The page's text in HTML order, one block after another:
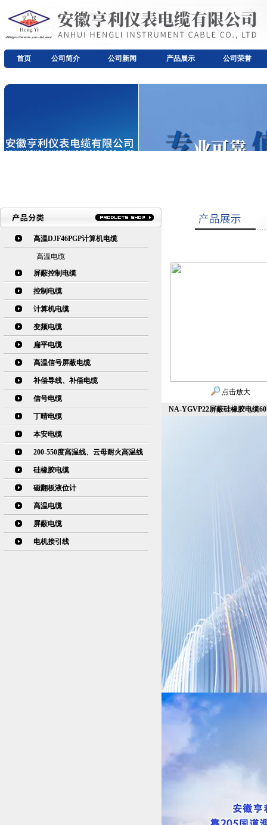
首页 公司简介 公司新闻 产品展示 公司荣誉
高温DJF46PGP计算机电缆
高温电缆
屏蔽控制电缆
控制电缆
计算机电缆
变频电缆
扁平电缆
高温信号屏蔽电缆
补偿导线、补偿电缆
信号电缆
丁晴电缆
本安电缆
200-550度高温线、云母耐火高温线
硅橡胶电缆
磁翻板液位计
高温电缆
屏蔽电缆
电机接引线
点击放大
NA-YGVP22屏蔽硅橡胶电缆